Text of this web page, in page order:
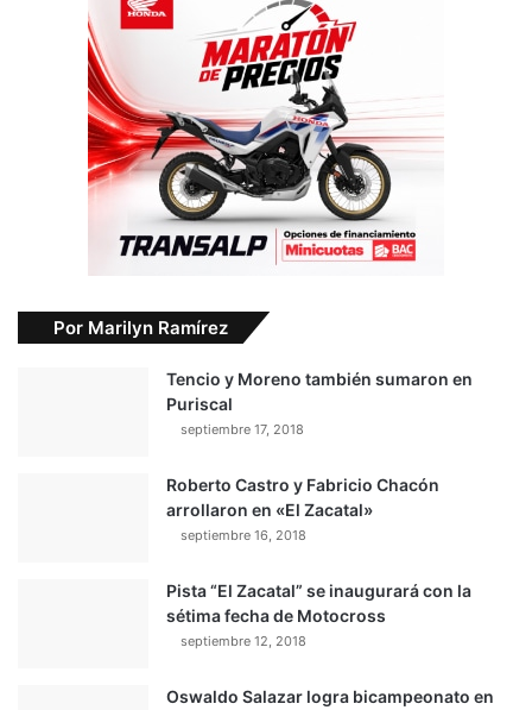
Por Marilyn Ramírez
Tencio y Moreno también sumaron en
Puriscal
septiembre 17, 2018
Roberto Castro y Fabricio Chacón
arrollaron en «El Zacatal»
septiembre 16, 2018
Pista “El Zacatal” se inaugurará con la
sétima fecha de Motocross
septiembre 12, 2018
Oswaldo Salazar logra bicampeonato en